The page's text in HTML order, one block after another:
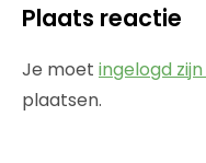
Plaats reactie
Je moet ingelogd
plaatsen.